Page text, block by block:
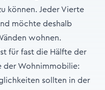
können. Jeder Vierte
möchte deshalb
wohnen.
für fast die Hälfte der
der Wohnimmobilie:
sollten in der